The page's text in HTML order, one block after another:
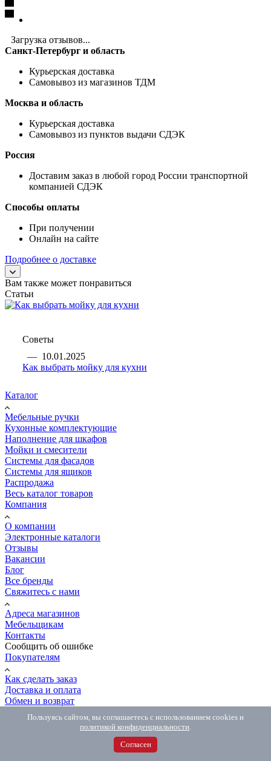
Загрузка отзывов...
Санкт-Петербург и область
Курьерская доставка
Самовывоз из магазинов ТДМ
Москва и область
Курьерская доставка
Самовывоз из пунктов выдачи СДЭК
Россия
Доставим заказ в любой город России транспортной
компанией СДЭК
Способы оплаты
При получении
Онлайн на сайте
Подробнее о доставке
Вам также может понравиться
Статьи
Советы
— 10.01.2025
Как выбрать мойку для кухни
Каталог
Мебельные ручки
Кухонные комплектующие
Наполнение для шкафов
Мойки и смесители
Системы для фасадов
Системы для ящиков
Распродажа
Весь каталог товаров
Компания
О компании
Электронные каталоги
Отзывы
Вакансии
Блог
Все бренды
Свяжитесь с нами
Адреса магазинов
Мебельщикам
Контакты
Сообщить об ошибке
Покупателям
Как сделать заказ
Доставка и оплата
Обмен и возврат
Вопрос-ответ
Бесплатно по РФ
Интернет-магазин
Пользуясь сайтом, вы соглашаетесь с использованием cookies и
политикой конфиденциальности.
Согласен